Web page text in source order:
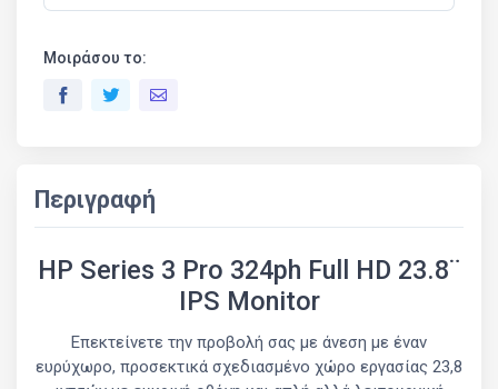
Μοιράσου το:
Περιγραφή
HP Series 3 Pro 324ph Full HD 23.8¨
IPS Monitor
Επεκτείνετε την προβολή σας με άνεση με έναν
ευρύχωρο, προσεκτικά σχεδιασμένο χώρο εργασίας 23,8